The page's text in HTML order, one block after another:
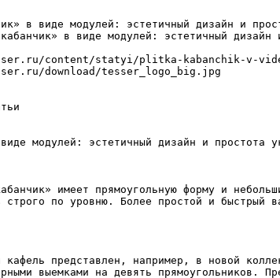
в виде модулей: эстетичный дизайн и
в виде модулей: эстетичный дизайн
content/statyi/plitka-kabanchik-v-
download/tesser_logo_big.jpg
модулей: эстетичный дизайн и простота
имеет прямоугольную форму и
строго по уровню. Более простой и быстрый
кафель представлен, например, в новой
выемками на девять прямоугольников.